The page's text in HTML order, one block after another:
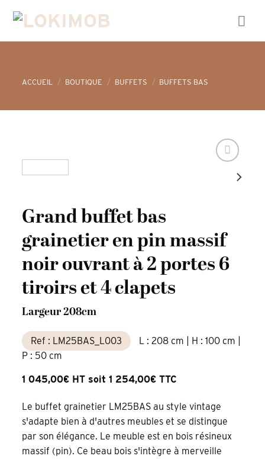
ACCUEIL / BOUTIQUE / BUFFETS / BUFFETS BAS
Grand buffet bas
grainetier en pin massif
noir ouvrant à 2 portes 6
tiroirs et 4 clapets
Largeur 208cm
Ref : LM25BAS_L003
L : 208 cm | H : 100 cm |
P : 50 cm
1 045,00€ HT soit 1 254,00€ TTC
Le buffet grainetier LM25BAS au style vintage
s'adapte bien à d'autres meubles et se distingue
par son élégance. Le meuble est en bois résineux
massif (pin). Ce beau bois s'intègre à merveille